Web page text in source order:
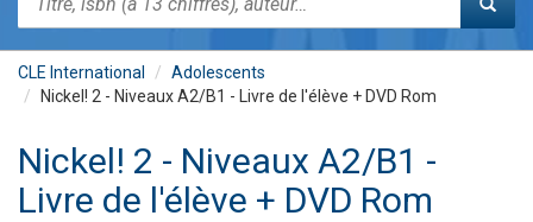
Rechercher
CLE International
Adolescents
Nickel! 2 - Niveaux A2/B1 - Livre de l'élève + DVD Rom
Nickel! 2 - Niveaux A2/B1 -
Livre de l'élève + DVD Rom